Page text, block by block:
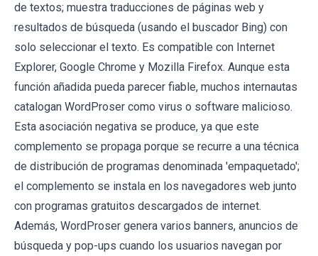
de textos; muestra traducciones de páginas web y
resultados de búsqueda (usando el buscador Bing) con
solo seleccionar el texto. Es compatible con Internet
Explorer, Google Chrome y Mozilla Firefox. Aunque esta
función añadida pueda parecer fiable, muchos internautas
catalogan WordProser como virus o software malicioso.
Esta asociación negativa se produce, ya que este
complemento se propaga porque se recurre a una técnica
de distribución de programas denominada 'empaquetado';
el complemento se instala en los navegadores web junto
con programas gratuitos descargados de internet.
Además, WordProser genera varios banners, anuncios de
búsqueda y pop-ups cuando los usuarios navegan por